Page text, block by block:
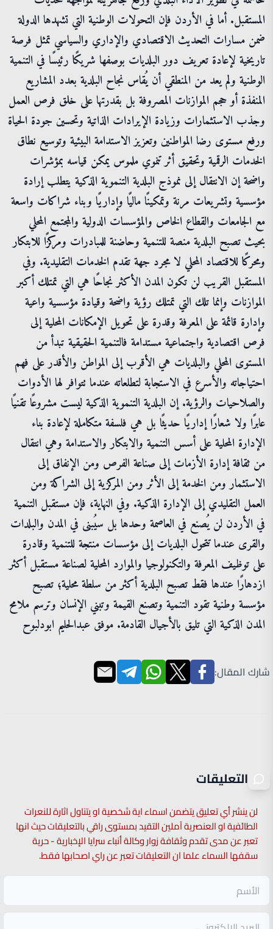
المستقبل. أما في الأردن فإن التحولات الوطنية التي تشهدها الدولة
ضمن مسارات التحديث الاقتصادي والإداري والسياسي تمثل فرصة
تاريخية لإعادة تعريف دور البلديات بوصفها شريكًا رئيسًا في التنمية
الوطنية ولم يعد من المنطقي أن يُقاس نجاح البلدية بعدد المشاريع
المنفذة أو حجم الموازنات المصروفة بل بقدرتها على خلق فرص العمل
وجذب الاستثمارات وزيادة الإيرادات الذاتية وتحسين جودة الحياة
ورفع مستوى رضا المواطنين وتعزيز الاستدامة البيئية وتوسيع نطاق
الخدمات الرقمية وتحقيق أثر تنموي ملموس يمكن قياسه بمؤشرات
واضحة إن الانتقال إلى نموذج البلدية التنموية الذكية يتطلب إرادة
مؤسسية وتشريعات مرنة وتمكينًا ماليًا وإداريًا وبناء شراكات واسعة
مع الجامعات والقطاع الخاص والمؤسسات الدولية والمجتمع المحلي
بحيث تصبح البلدية منصة للتنمية وحاضنة للمبادرات ومركزًا للابتكار
ومحركًا للاقتصاد المحلي لا مجرد جهة تقدم الخدمات التقليدية. وفي
المستقبل القريب لن تكون المدن الأكثر نجاحًا هي التي تمتلك أكبر
الموازنات وإنما تلك التي تمتلك رؤية واضحة وقيادة مؤسسية واعية
وإدارة قائمة على المعرفة وقدرة على تحويل الإمكانات المحلية إلى
فرص اقتصادية واجتماعية مستدامة فالتنمية الحقيقية تبدأ من
المستوى المحلي والبلديات هي الأقرب إلى المواطن والأقدر على فهم
احتياجاته والأسرع في الاستجابة لتطلعاته عندما تتوافر لها الأدوات
والصلاحيات والرؤية. إن البلدية التنموية الذكية ليست مشروعًا تقنيًا
عابرًا ولا شعارًا إداريًا حديثًا بل هي فلسفة متكاملة لإعادة بناء
الإدارة المحلية على أسس التنمية والابتكار والاستدامة وهي انتقال
من ثقافة إدارة الأزمات إلى صناعة الفرص ومن الإنفاق إلى
الاستثمار ومن الخدمة إلى الأثر ومن المركزية إلى الشراكة ومن
العمل التقليدي إلى الإدارة الذكية. وفي النهاية، فإن مستقبل التنمية
في الأردن لن يُصنع في العاصمة وحدها بل سيُبنى في المدن والبلدات
والقرى عندما تتحول البلديات إلى مؤسسات منتجة للتنمية وقادرة
على توظيف المعرفة والتكنولوجيا والموارد المحلية لصناعة مستقبل أكثر
ازدهارًا عندها فقط تصبح البلدية أكثر من سلطة محلية؛ تصبح
مؤسسة وطنية تقود التنمية وتصنع القيمة وتبني الإنسان وترسم ملامح
المدن الذكية التي تليق بالأجيال القادمة. موفق عبدالحليم ابودلبوح
شارك المقال:
التعليقات
لن ينشر أي تعليق يتضمن اسماء اية شخصية او يتناول اثارة للنعرات
الطائفية او العنصرية آملين التقيد بمستوى راقي بالتعليقات حيث انها
تعبر عن مدى تقدم وثقافة زوار وكالة أنباء سرايا الإخبارية - حرية
سقفها السماء علما ان التعليقات تعبر عن راي اصحابها فقط.